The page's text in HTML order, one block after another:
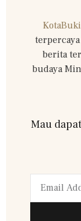
berita
budaya
Mau